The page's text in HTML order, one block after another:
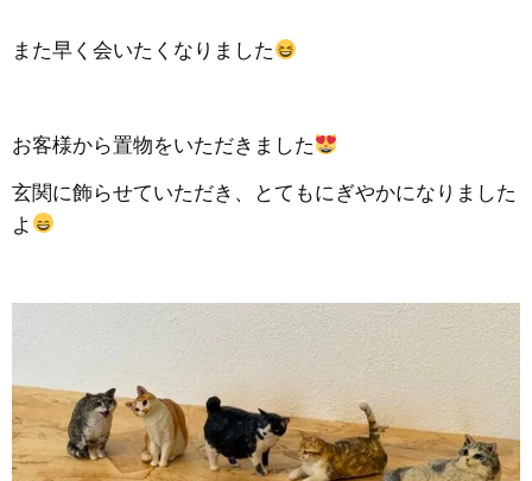
また早く会いたくなりました
お客様から置物をいただきました
玄関に飾らせていただき、とてもにぎやかになりました
よ